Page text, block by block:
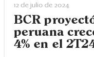
12 de julio de 2024
BCR
peruana
4% en el